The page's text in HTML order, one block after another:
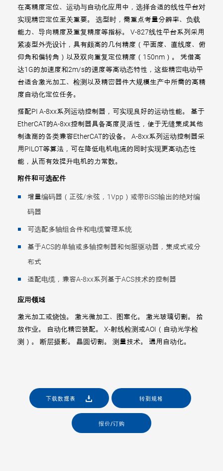
在高精度定位、运动与自动化应用中，选择合适的线性平台对
实现精密定位至关重要。 选型时，需重点考量分辨率、负载
能力、导向精度及重复精度等指标。 V-827线性平台系列采用
紧凑型外壳设计，具有颇高的几何精度（平面度、直线度、俯
仰角和偏转角）以及双向重复定位精度（150nm）。 凭借高
达1G的加速度和2m/s的速度等高动态特性，这些精密电动平
台适合激光加工、检测以及精密器件大规模生产中所需的高精
度自动化定位任务。
搭配PI A-8xx系列运动控制器，可实现良好的运动性能。 基于
EtherCAT的A-8xx控制器具备高度灵活性，便于无缝集成其他
制造商的各类兼容EtherCAT的设备。 A-8xx系列运动控制器采
用PILOT等算法，可在降低电机电流的同时实现更高动态性
能，从而有效提升电机的力常数。
附件和可选配件
增量编码器（正弦/余弦，1Vpp）或带BiSS输出的绝对编
码器
可选配多轴组合件和电缆管理系统
基于ACS的单轴或多轴控制器和伺服驱动器，集成式或分
布式
适配电缆，兼容A-8xx系列基于ACS技术的控制器
应用领域
激光加工或烧蚀。 激光微加工、图案化。 激光玻璃切割。 拾
放作业。 自动化精密装配。 X-射线检测或AOI（自动光学检
测）。 断层摄影。 晶圆切割。 测量技术。 通用自动化。
下载数据表 转到规格
报价/订购